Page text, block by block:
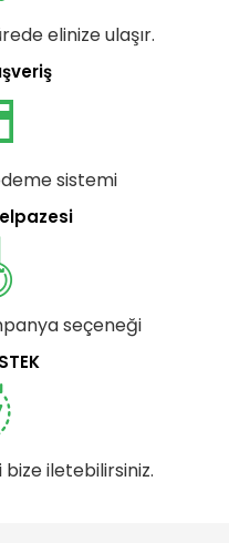
elinize ulaşır.
sistemi
seçeneği
iletebilirsiniz.